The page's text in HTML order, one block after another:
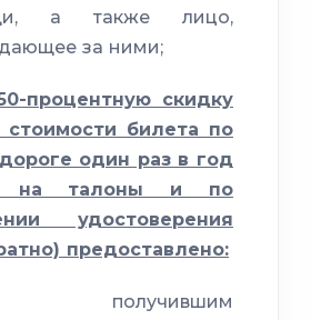
а также лицо,
за ними;
процентную скидку
билета по
один раз в год
на талоны и по
удостоверения
предоставлено:
получившим